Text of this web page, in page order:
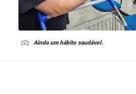
Ainda um hábito saudável.